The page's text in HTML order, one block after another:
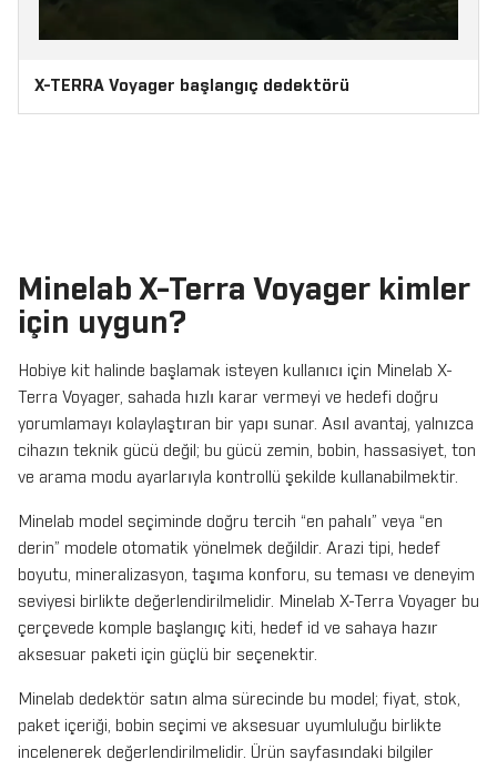
X-TERRA Voyager başlangıç dedektörü
Minelab X-Terra Voyager kimler
için uygun?
Hobiye kit halinde başlamak isteyen kullanıcı için Minelab X-
Terra Voyager, sahada hızlı karar vermeyi ve hedefi doğru
yorumlamayı kolaylaştıran bir yapı sunar. Asıl avantaj, yalnızca
cihazın teknik gücü değil; bu gücü zemin, bobin, hassasiyet, ton
ve arama modu ayarlarıyla kontrollü şekilde kullanabilmektir.
Minelab model seçiminde doğru tercih “en pahalı” veya “en
derin” modele otomatik yönelmek değildir. Arazi tipi, hedef
boyutu, mineralizasyon, taşıma konforu, su teması ve deneyim
seviyesi birlikte değerlendirilmelidir. Minelab X-Terra Voyager bu
çerçevede komple başlangıç kiti, hedef id ve sahaya hazır
aksesuar paketi için güçlü bir seçenektir.
Minelab dedektör satın alma sürecinde bu model; fiyat, stok,
paket içeriği, bobin seçimi ve aksesuar uyumluluğu birlikte
incelenerek değerlendirilmelidir. Ürün sayfasındaki bilgiler